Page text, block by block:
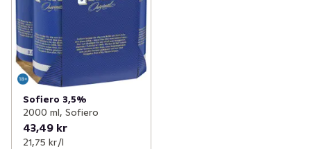
Sofiero 3,5%
2000 ml, Sofiero
43,49 kr
21,75 kr /l